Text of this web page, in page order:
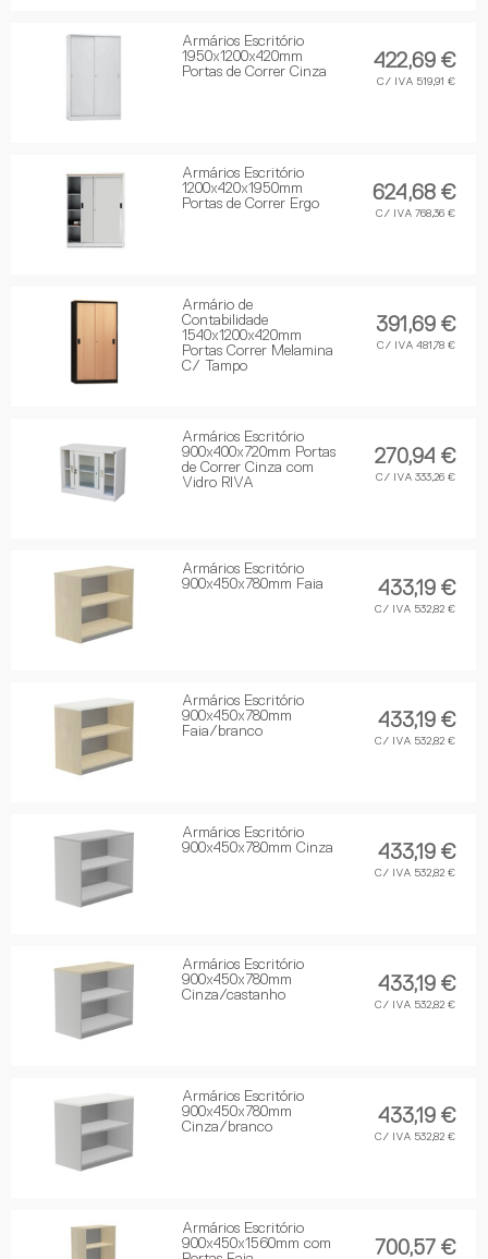
Armários Escritório
1950x1200x420mm
Portas de Correr Cinza
422,69 €
C/ IVA 519,91 €
Armários Escritório
1200x420x1950mm
Portas de Correr Ergo
624,68 €
C/ IVA 768,36 €
Armário de
Contabilidade
1540x1200x420mm
Portas Correr Melamina
C/ Tampo
391,69 €
C/ IVA 481,78 €
Armários Escritório
900x400x720mm Portas
de Correr Cinza com
Vidro RIVA
270,94 €
C/ IVA 333,26 €
Armários Escritório
900x450x780mm Faia
433,19 €
C/ IVA 532,82 €
Armários Escritório
900x450x780mm
Faia/branco
433,19 €
C/ IVA 532,82 €
Armários Escritório
900x450x780mm Cinza
433,19 €
C/ IVA 532,82 €
Armários Escritório
900x450x780mm
Cinza/castanho
433,19 €
C/ IVA 532,82 €
Armários Escritório
900x450x780mm
Cinza/branco
433,19 €
C/ IVA 532,82 €
Armários Escritório
900x450x1560mm com
700,57 €